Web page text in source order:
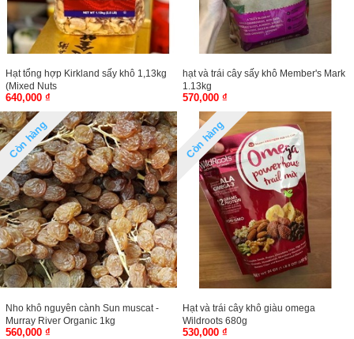
Hạt tổng hợp Kirkland sấy khô 1,13kg
(Mixed Nuts
640,000 ₫
hạt và trái cây sấy khô Member's Mark
1.13kg
570,000 ₫
Còn hàng
Nho khô nguyên cành Sun muscat -
Murray River Organic 1kg
560,000 ₫
Còn hàng
Hạt và trái cây khô giàu omega
Wildroots 680g
530,000 ₫